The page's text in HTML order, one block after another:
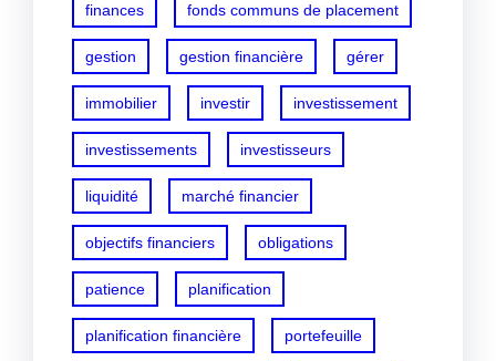
finances fonds communs de placement
gestion gestion financière gérer
immobilier investir investissement
investissements investisseurs
liquidité marché financier
objectifs financiers obligations
patience planification
planification financière portefeuille